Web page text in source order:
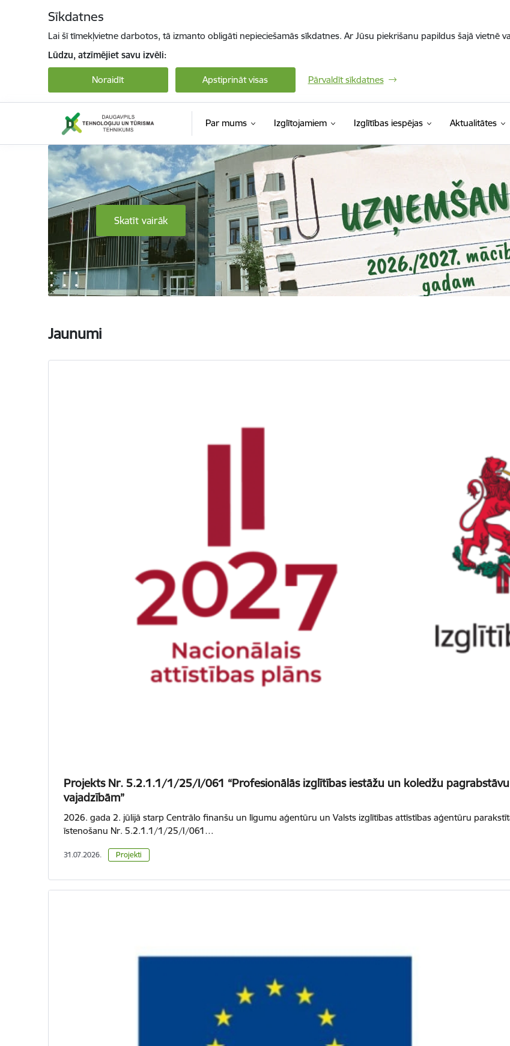
Sīkdatnes
Lai šī tīmekļvietne darbotos, tā izmanto obligāti nepieciešamās sīkdatnes. Ar Jūsu piekrišanu papildus šajā vietnē
Lūdzu, atzīmējiet savu izvēli:
Noraidīt Apstiprināt visas Pārvaldīt sīkdatnes
Par mums Izglītojamiem Izglītības iespējas Aktualitātes
Daugavpils Tehnoloģiju un tūrisma tehnikums
Skatīt vairāk
Jaunumi
Projekts Nr. 5.2.1.1/1/25/I/061 “Profesionālās izglītības iestāžu un koledžu
vajadzībām”
2026. gada 2. jūlijā starp Centrālo finanšu un līgumu aģentūru un Valsts izglītības attīstības aģentūru
īstenošanu Nr. 5.2.1.1/1/25/I/061…
31.07.2026. Projekti